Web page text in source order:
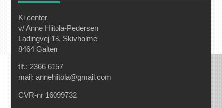
Ki center
v/ Anne Hiitola-Pedersen
Ladingvej 18, Skivholme
8464 Galten
tlf.: 2366 6157
mail: annehiitola@gmail.com
CVR-nr 16099732